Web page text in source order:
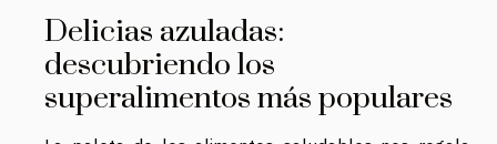
Delicias azuladas:
descubriendo los
superalimentos más populares